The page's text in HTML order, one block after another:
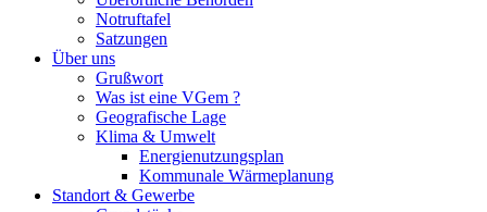
Notruftafel
Satzungen
Über uns
Grußwort
Was ist eine VGem ?
Geografische Lage
Klima & Umwelt
Energienutzungsplan
Kommunale Wärmeplanung
Standort & Gewerbe